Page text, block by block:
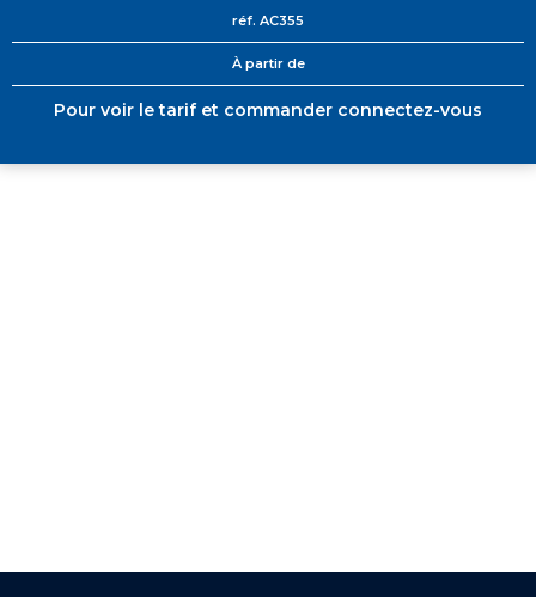
réf. AC355
À partir de
Pour voir le tarif et commander connectez-vous